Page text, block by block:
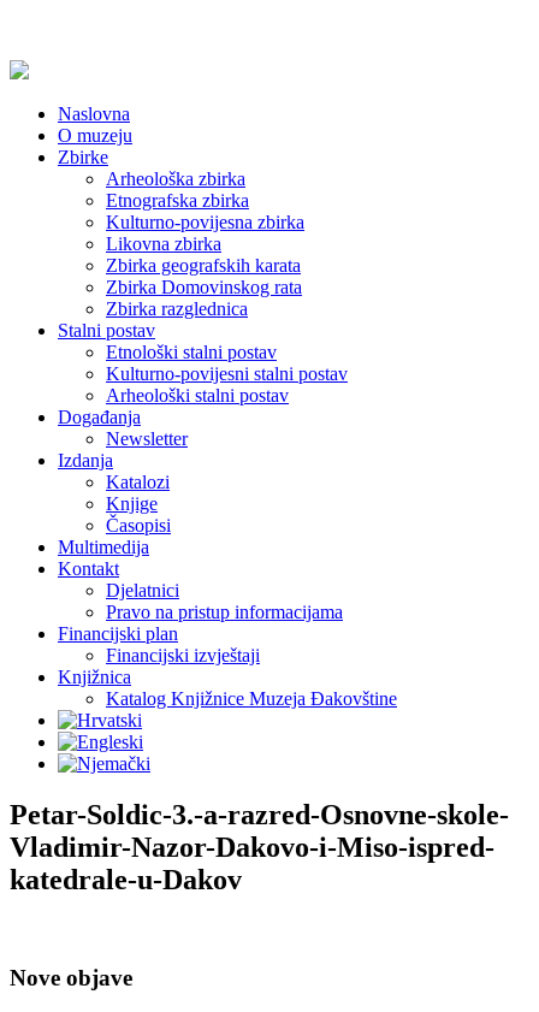
Naslovna
O muzeju
Zbirke
Arheološka zbirka
Etnografska zbirka
Kulturno-povijesna zbirka
Likovna zbirka
Zbirka geografskih karata
Zbirka Domovinskog rata
Zbirka razglednica
Stalni postav
Etnološki stalni postav
Kulturno-povijesni stalni postav
Arheološki stalni postav
Događanja
Newsletter
Izdanja
Katalozi
Knjige
Časopisi
Multimedija
Kontakt
Djelatnici
Pravo na pristup informacijama
Financijski plan
Financijski izvještaji
Knjižnica
Katalog Knjižnice Muzeja Đakovštine
Petar-Soldic-3.-a-razred-Osnovne-skole-
Vladimir-Nazor-Dakovo-i-Miso-ispred-
katedrale-u-Dakov
Nove objave